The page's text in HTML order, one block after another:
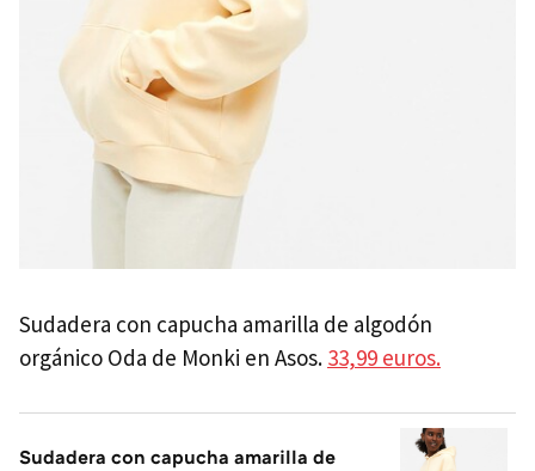
Sudadera con capucha amarilla de algodón
orgánico Oda de Monki en Asos. 33,99 euros.
Sudadera con capucha amarilla de